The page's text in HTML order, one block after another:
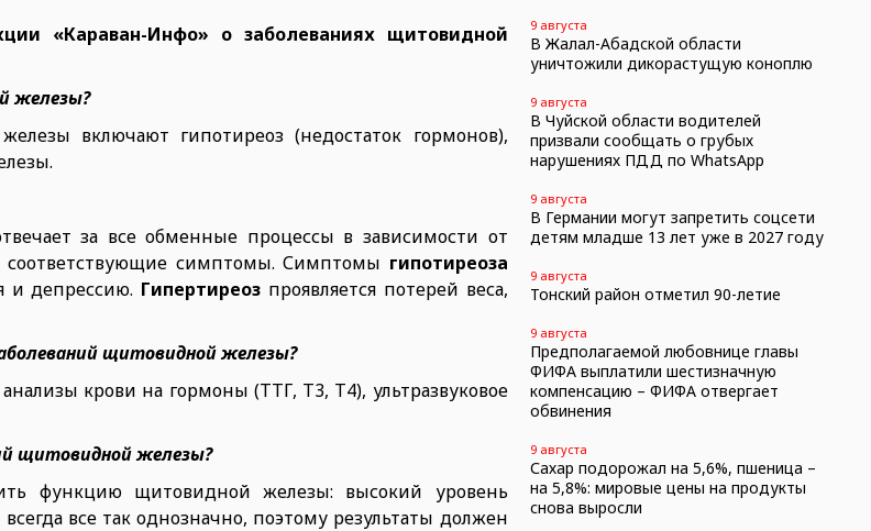
«Караван-Инфо» о заболеваниях щитовидной
железы?
включают гипотиреоз (недостаток гормонов),
за все обменные процессы в зависимости от
соответствующие симптомы. Симптомы гипотиреоза
и депрессию. Гипертиреоз проявляется потерей веса,
щитовидной железы?
крови на гормоны (ТТГ, Т3, Т4), ультразвуковое
щитовидной железы?
функцию щитовидной железы: высокий уровень
все так однозначно, поэтому результаты должен
9 августа
В Жалал-Абадской области
уничтожили дикорастущую коноплю
9 августа
В Чуйской области водителей
призвали сообщать о грубых
нарушениях ПДД по WhatsApp
9 августа
В Германии могут запретить соцсети
детям младше 13 лет уже в 2027 году
9 августа
Тонский район отметил 90-летие
9 августа
Предполагаемой любовнице главы
ФИФА выплатили шестизначную
компенсацию – ФИФА отвергает
обвинения
9 августа
Сахар подорожал на 5,6%, пшеница –
на 5,8%: мировые цены на продукты
снова выросли